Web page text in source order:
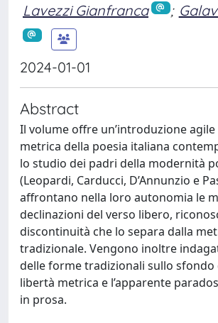
Lavezzi Gianfranca ;
2024-01-01
Abstract
Il volume offre un’introduzione
metrica della poesia italiana
lo studio dei padri della modernità
(Leopardi, Carducci, D’Annunzio e
affrontano nella loro autonomia le
declinazioni del verso libero,
discontinuità che lo separa dalla
tradizionale. Vengono inoltre
delle forme tradizionali sullo sfondo
libertà metrica e l’apparente
in prosa.